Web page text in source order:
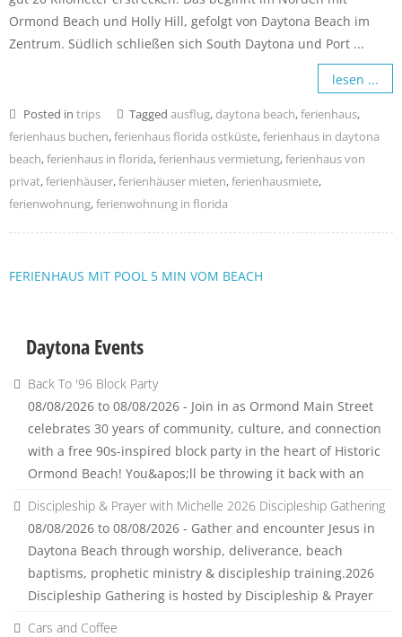
Ormond Beach und Holly Hill, gefolgt von Daytona Beach im
Zentrum. Südlich schließen sich South Daytona und Port ...
lesen ...
Posted in trips Tagged ausflug,daytona beach,ferienhaus,
ferienhaus buchen,ferienhaus florida ostküste,ferienhaus in daytona
beach,ferienhaus in florida,ferienhaus vermietung,ferienhaus von
privat,ferienhäuser,ferienhäuser mieten,ferienhausmiete,
ferienwohnung,ferienwohnung in florida
FERIENHAUS MIT POOL 5 MIN VOM BEACH
Daytona Events
Back To '96 Block Party
08/08/2026 to 08/08/2026 - Join in as Ormond Main Street
celebrates 30 years of community, culture, and connection
with a free 90s-inspired block party in the heart of Historic
Ormond Beach! You&apos;ll be throwing it back with an
Discipleship & Prayer with Michelle 2026 Discipleship Gathering
08/08/2026 to 08/08/2026 - Gather and encounter Jesus in
Daytona Beach through worship, deliverance, beach
baptisms, prophetic ministry & discipleship training.2026
Discipleship Gathering is hosted by Discipleship & Prayer
Cars and Coffee